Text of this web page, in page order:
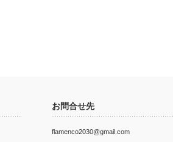
お問合せ先
flamenco2030@gmail.com